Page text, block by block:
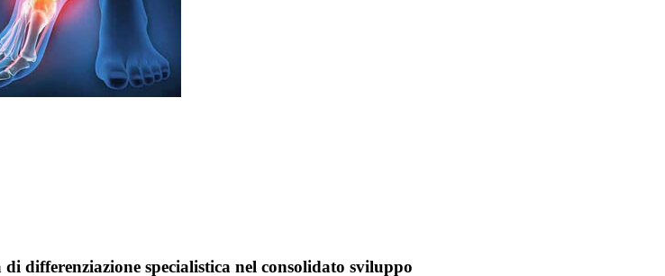
differenziazione specialistica nel consolidato sviluppo